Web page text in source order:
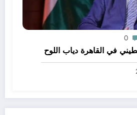
0
في القاهرة دياب اللوح